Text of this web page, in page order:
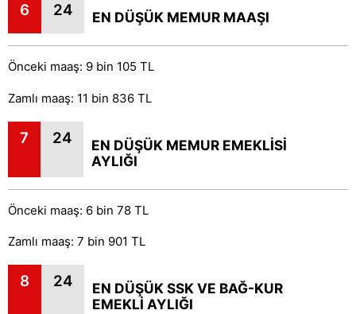
6 24 EN DÜŞÜK MEMUR MAAŞI
Önceki maaş: 9 bin 105 TL
Zamlı maaş: 11 bin 836 TL
7 24
EN DÜŞÜK MEMUR EMEKLİSİ
AYLIĞI
Önceki maaş: 6 bin 78 TL
Zamlı maaş: 7 bin 901 TL
8 24
EN DÜŞÜK SSK VE BAĞ-KUR
EMEKLİ AYLIĞI